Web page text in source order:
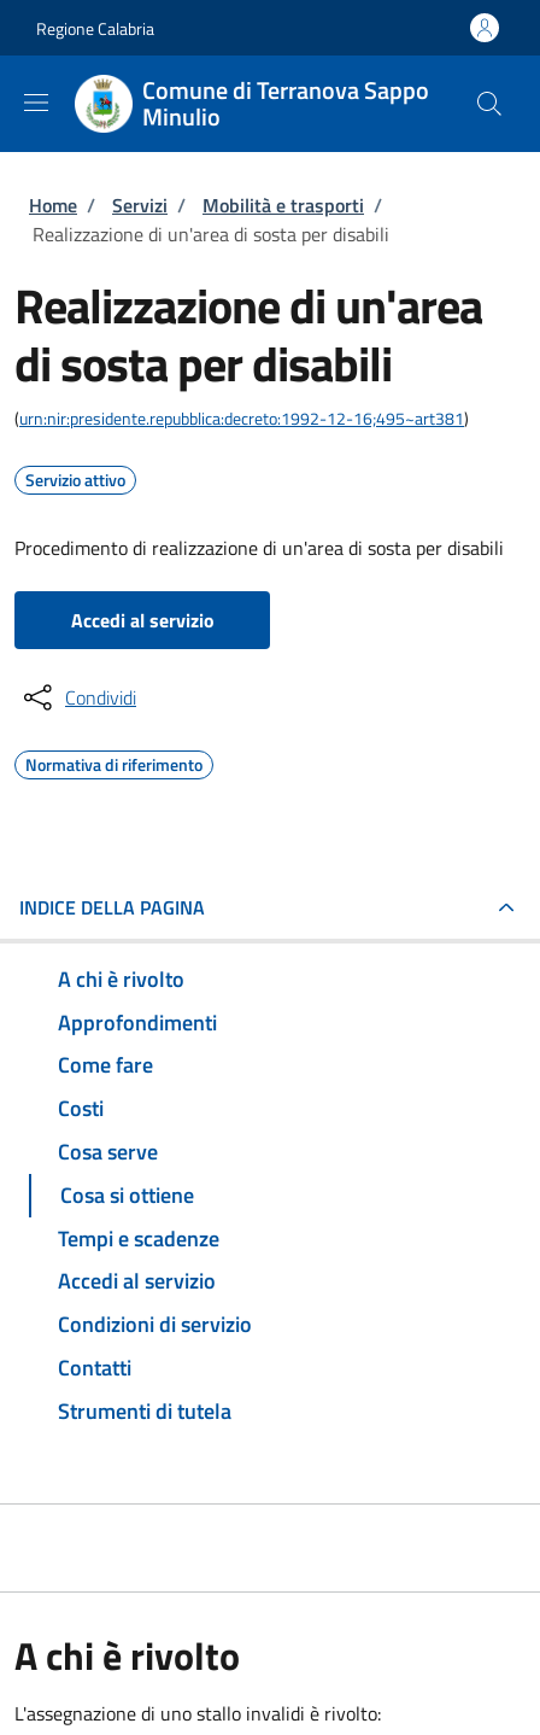
Regione Calabria
Comune di Terranova Sappo
Minulio
Briciole di pane
Home / Servizi / Mobilità e trasporti /
Realizzazione di un'area di sosta per disabili
Realizzazione di un'area
di sosta per disabili
(urn:nir:presidente.repubblica:decreto:1992-12-16;495~art381)
Servizio attivo
Procedimento di realizzazione di un'area di sosta per disabili
Accedi al servizio
Condividi
Normativa di riferimento
INDICE DELLA PAGINA
A chi è rivolto
Approfondimenti
Come fare
Costi
Cosa serve
Cosa si ottiene
Tempi e scadenze
Accedi al servizio
Condizioni di servizio
Contatti
Strumenti di tutela
A chi è rivolto
L'assegnazione di uno stallo invalidi è rivolto: